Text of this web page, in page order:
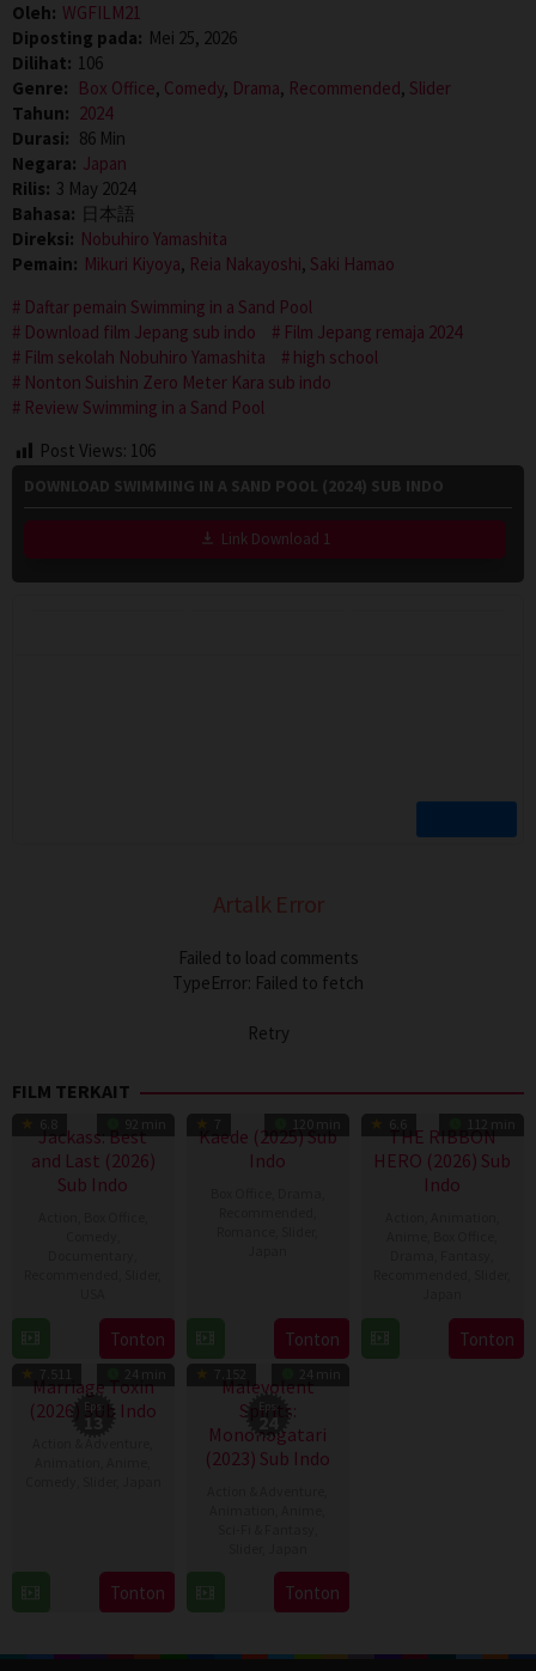
Oleh: WGFILM21
Diposting pada: Mei 25, 2026
Dilihat: 106
Genre: Box Office, Comedy, Drama, Recommended, Slider
Tahun: 2024
Durasi: 86 Min
Negara: Japan
Rilis: 3 May 2024
Bahasa:
日本語
Direksi: Nobuhiro Yamashita
Pemain: Mikuri Kiyoya, Reia Nakayoshi, Saki Hamao
Daftar pemain Swimming in a Sand Pool
Download film Jepang sub indo
Film Jepang remaja 2024
Film sekolah Nobuhiro Yamashita
high school
Nonton Suishin Zero Meter Kara sub indo
Review Swimming in a Sand Pool
Post Views: 106
DOWNLOAD SWIMMING IN A SAND POOL (2024) SUB INDO
Link Download 1
Artalk Error
Failed to load comments
TypeError: Failed to fetch
Retry
FILM TERKAIT
Jackass: Best
and Last (2026)
Sub Indo
Jun
2026
Jeff
Tremaine
Tonton
Kaede (2025) Sub
Indo
Dec
2025
Yukisada
Tonton
THE RIBBON
HERO (2026) Sub
Indo
Aug
Yuki
Igarashi
Tonton
Eps:
13
TV Show
Marriage Toxin
(2026) SUb Indo
2026
Tonton
Eps:
24
TV Show
Malevolent
Spirits:
Mononogatari
(2023) Sub Indo
Jan
Tonton